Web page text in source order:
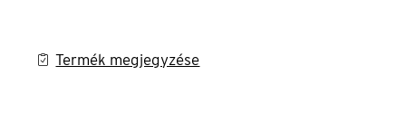
Termék megjegyzése